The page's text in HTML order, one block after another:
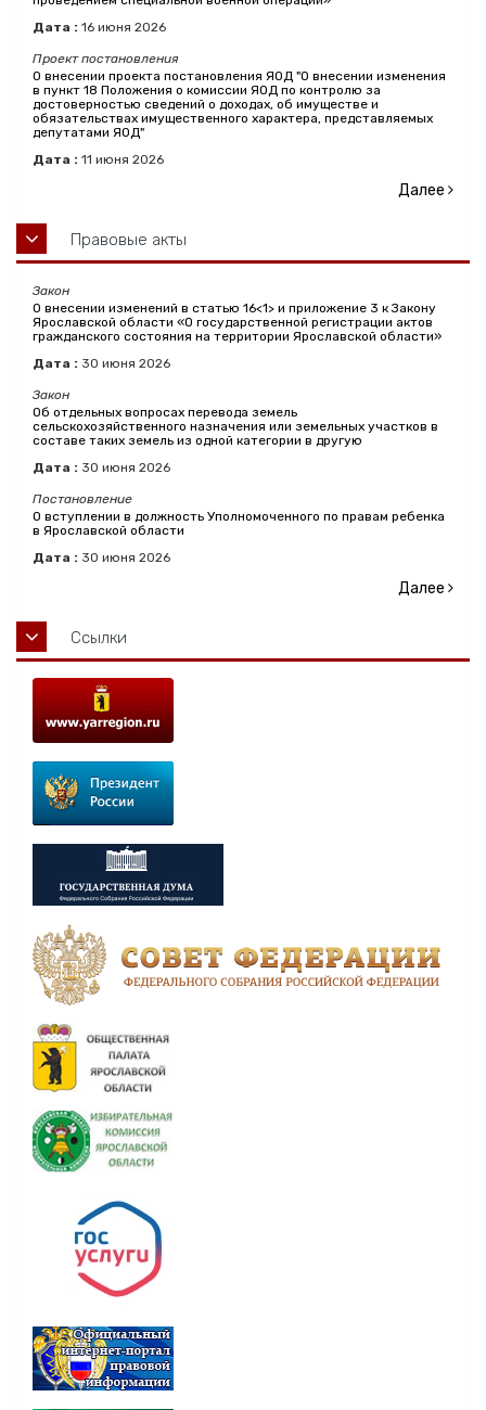
Дата : 16 июня 2026
Проект постановления
О внесении проекта постановления ЯОД "О внесении изменения
в пункт 18 Положения о комиссии ЯОД по контролю за
достоверностью сведений о доходах, об имуществе и
обязательствах имущественного характера, представляемых
депутатами ЯОД"
Дата : 11 июня 2026
Далее
Правовые акты
Закон
О внесении изменений в статью 16<1> и приложение 3 к Закону
Ярославской области «О государственной регистрации актов
гражданского состояния на территории Ярославской области»
Дата : 30 июня 2026
Закон
Об отдельных вопросах перевода земель
сельскохозяйственного назначения или земельных участков в
составе таких земель из одной категории в другую
Дата : 30 июня 2026
Постановление
О вступлении в должность Уполномоченного по правам ребенка
в Ярославской области
Дата : 30 июня 2026
Далее
Ссылки